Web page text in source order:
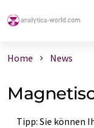
Home News
Tipp: Sie können